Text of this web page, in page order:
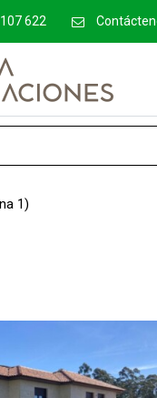
622
1)